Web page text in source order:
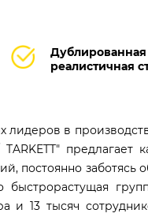
Дублированная
реалистичная
лидеров в
предлагает
постоянно заботясь
быстрорастущая
и 13 тысяч